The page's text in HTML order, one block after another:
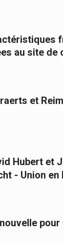
au site de
et
Hubert et
- Union